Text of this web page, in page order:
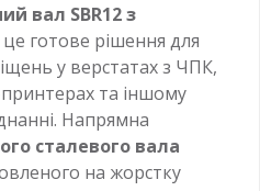
вал SBR12 з
готове рішення для
у верстатах з ЧПК,
та іншому
Напрямна
сталевого вала
на жорстку